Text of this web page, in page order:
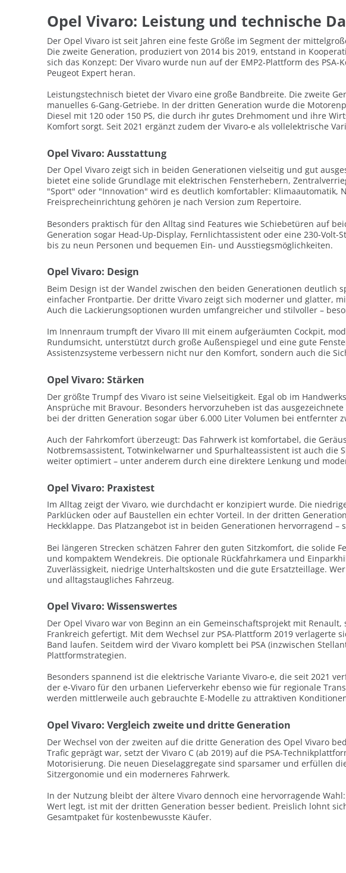
Opel Vivaro: Leistung und technische
Der Opel Vivaro ist seit Jahren eine feste Größe im Segment der
Die zweite Generation, produziert von 2014 bis 2019, entstand in
sich das Konzept: Der Vivaro wurde nun auf der EMP2-Plattform des
Peugeot Expert heran.
Leistungstechnisch bietet der Vivaro eine große Bandbreite. Die zweite
manuelles 6-Gang-Getriebe. In der dritten Generation wurde die
Diesel mit 120 oder 150 PS, die durch ihr gutes Drehmoment und ihre
Komfort sorgt. Seit 2021 ergänzt zudem der Vivaro-e als vollelektrische
Opel Vivaro: Ausstattung
Der Opel Vivaro zeigt sich in beiden Generationen vielseitig und gut
bietet eine solide Grundlage mit elektrischen Fensterhebern,
"Sport" oder "Innovation" wird es deutlich komfortabler: Klimaautomatik,
Freisprecheinrichtung gehören je nach Version zum Repertoire.
Besonders praktisch für den Alltag sind Features wie Schiebetüren auf
Generation sogar Head-Up-Display, Fernlichtassistent oder eine 230-
bis zu neun Personen und bequemen Ein- und Ausstiegsmöglichkeiten.
Opel Vivaro: Design
Beim Design ist der Wandel zwischen den beiden Generationen
einfacher Frontpartie. Der dritte Vivaro zeigt sich moderner und glatter,
Auch die Lackierungsoptionen wurden umfangreicher und stilvoller –
Im Innenraum trumpft der Vivaro III mit einem aufgeräumten Cockpit,
Rundumsicht, unterstützt durch große Außenspiegel und eine gute
Assistenzsysteme verbessern nicht nur den Komfort, sondern auch die
Opel Vivaro: Stärken
Der größte Trumpf des Vivaro ist seine Vielseitigkeit. Egal ob im
Ansprüche mit Bravour. Besonders hervorzuheben ist das
bei der dritten Generation sogar über 6.000 Liter Volumen bei entfernter
Auch der Fahrkomfort überzeugt: Das Fahrwerk ist komfortabel, die
Notbremsassistent, Totwinkelwarner und Spurhalteassistent ist auch
weiter optimiert – unter anderem durch eine direktere Lenkung und
Opel Vivaro: Praxistest
Im Alltag zeigt der Vivaro, wie durchdacht er konzipiert wurde. Die
Parklücken oder auf Baustellen ein echter Vorteil. In der dritten
Heckklappe. Das Platzangebot ist in beiden Generationen hervorragend –
Bei längeren Strecken schätzen Fahrer den guten Sitzkomfort, die
und kompaktem Wendekreis. Die optionale Rückfahrkamera und
Zuverlässigkeit, niedrige Unterhaltskosten und die gute Ersatzteillage.
und alltagstaugliches Fahrzeug.
Opel Vivaro: Wissenswertes
Der Opel Vivaro war von Beginn an ein Gemeinschaftsprojekt mit
Frankreich gefertigt. Mit dem Wechsel zur PSA-Plattform 2019 verlagerte
Band laufen. Seitdem wird der Vivaro komplett bei PSA (inzwischen
Plattformstrategien.
Besonders spannend ist die elektrische Variante Vivaro-e, die seit 2021
der e-Vivaro für den urbanen Lieferverkehr ebenso wie für regionale
werden mittlerweile auch gebrauchte E-Modelle zu attraktiven
Opel Vivaro: Vergleich zweite und dritte Generation
Der Wechsel von der zweiten auf die dritte Generation des Opel Vivaro
Trafic geprägt war, setzt der Vivaro C (ab 2019) auf die PSA-
Motorisierung. Die neuen Dieselaggregate sind sparsamer und erfüllen
Sitzergonomie und ein moderneres Fahrwerk.
In der Nutzung bleibt der ältere Vivaro dennoch eine hervorragende
Wert legt, ist mit der dritten Generation besser bedient. Preislich lohnt
Gesamtpaket für kostenbewusste Käufer.